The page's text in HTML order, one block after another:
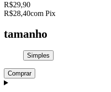
R$29,90
R$28,40com Pix
tamanho
Simples
Comprar